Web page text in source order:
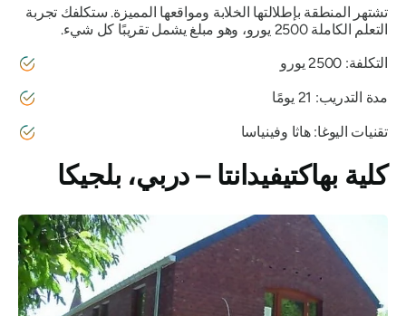
تشتهر المنطقة بإطلالتها الخلابة ومواقعها المميزة. ستكلفك تجربة
التعلم الكاملة 2500 يورو، وهو مبلغ يشمل تقريبًا كل شيء.
التكلفة: 2500 يورو
مدة التدريب: 21 يومًا
تقنيات اليوغا: هاثا وفينياسا
كلية بهاكتيفيدانتا – دربي، بلجيكا